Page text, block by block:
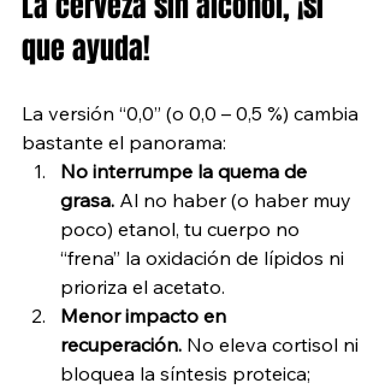
que ayuda!
La versión “0,0” (o 0,0 – 0,5 %) cambia
bastante el panorama:
No interrumpe la quema de
grasa. Al no haber (o haber muy
poco) etanol, tu cuerpo no
“frena” la oxidación de lípidos ni
prioriza el acetato.
Menor impacto en
recuperación. No eleva cortisol ni
bloquea la síntesis proteica;